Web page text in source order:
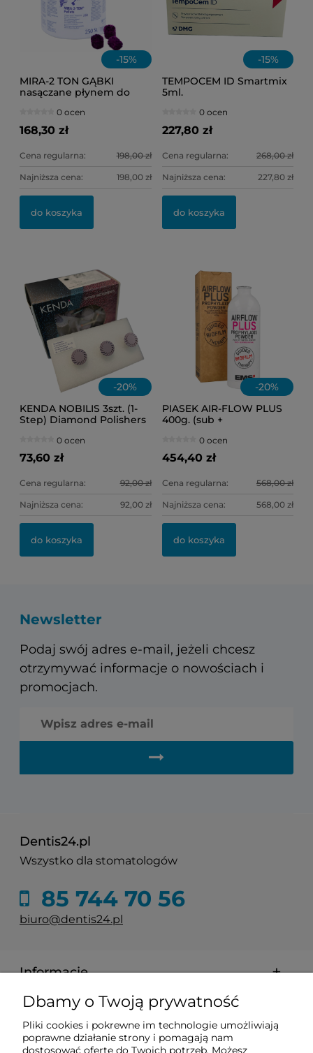
-15%
MIRA-2 TON GĄBKI
nasączane płynem do
0 ocen
168,30 zł
Cena regularna: 198,00 zł
Najniższa cena: 198,00 zł
do koszyka
-15%
TEMPOCEM ID Smartmix
5ml.
0 ocen
227,80 zł
Cena regularna: 268,00 zł
Najniższa cena: 227,80 zł
do koszyka
-20%
KENDA NOBILIS 3szt. (1-
Step) Diamond Polishers
(słoneczko)
0 ocen
73,60 zł
Cena regularna: 92,00 zł
Najniższa cena: 92,00 zł
do koszyka
-20%
PIASEK AIR-FLOW PLUS
400g. (sub +
0 ocen
454,40 zł
Cena regularna: 568,00 zł
Najniższa cena: 568,00 zł
do koszyka
Newsletter
Podaj swój adres e-mail, jeżeli chcesz
otrzymywać informacje o nowościach i
promocjach.
Dentis24.pl
Wszystko dla stomatologów
85 744 70 56
biuro@dentis24.pl
Informacje
Zakupy
Dbamy o Twoją prywatność
Pliki cookies i pokrewne im technologie umożliwiają
poprawne działanie strony i pomagają nam
dostosować ofertę do Twoich potrzeb. Możesz